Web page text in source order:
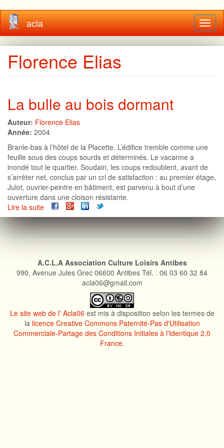
Aller
au
contenu
principal
acla
Florence Elias
La bulle au bois dormant
Auteur: Florence Elias
Année: 2004
Branle-bas à l’hôtel de la Placette. L’édifice tremble comme une
feuille sous des coups sourds et déterminés. Le vacarme a
inondé tout le quartier. Soudain, les coups redoublent, avant de
s’arrêter net, conclus par un cri de satisfaction : au premier étage,
Julot, ouvrier-peintre en bâtiment, est parvenu à bout d’une
ouverture dans une cloison résistante.
Lire la suite de
La
bulle
au
A.C.L.A Association Culture Loisirs Antibes
990, Avenue Jules Grec 06600 Antibes Tél. : 06 03 60 32 84
acla06@gmail.com
Le site web de l' Acla06 est mis à disposition selon les termes de
la licence Creative Commons Paternité-Pas d'Utilisation
Commerciale-Partage des Conditions Initiales à l'Identique 2.0
France.